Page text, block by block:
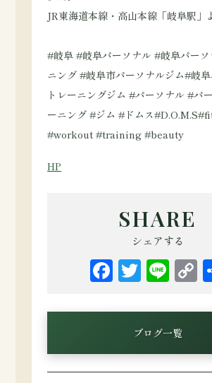
JR東海道本線・高山本線「岐阜駅」
#岐阜 #岐阜パーソナル #岐阜パー
ニング #岐阜市パーソナルジム#岐
トレーニングジム #パーソナル #パ
ーニング #ジム #ドムス
#workout #training #beauty
HP
SHARE
シェアする
ブログ一覧